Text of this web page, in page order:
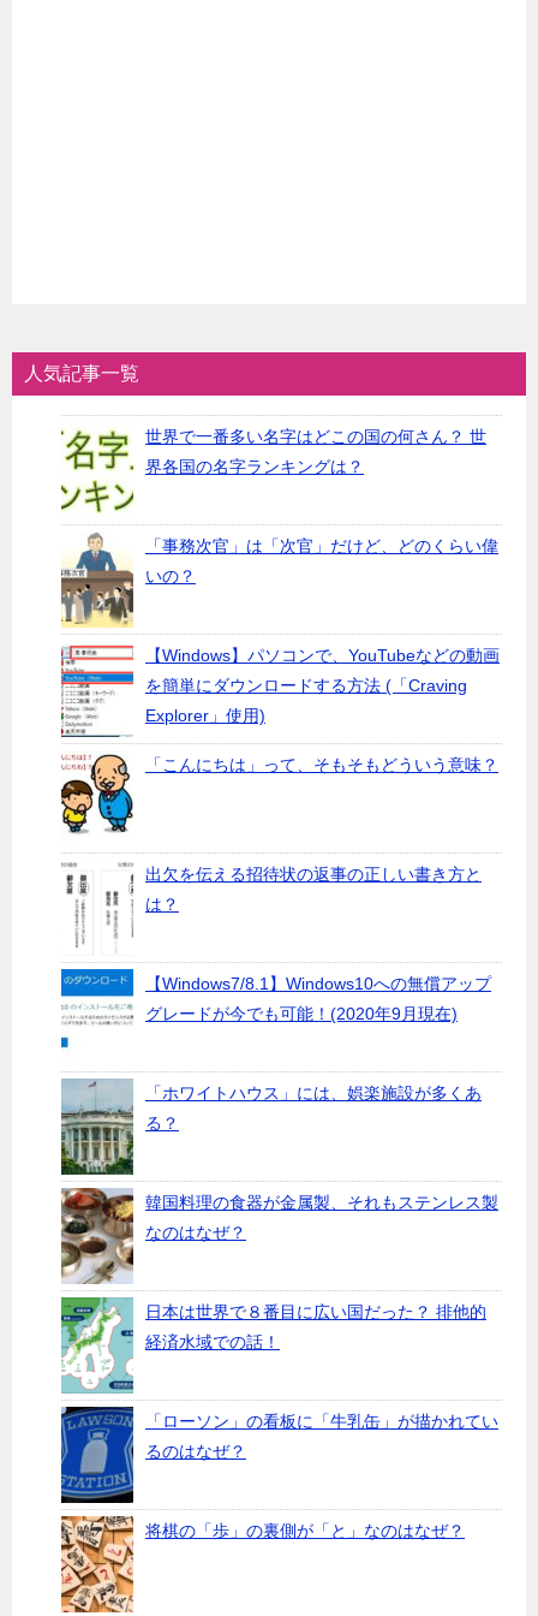
人気記事一覧
世界で一番多い名字はどこの国の何さん？ 世
界各国の名字ランキングは？
「事務次官」は「次官」だけど、どのくらい偉
いの？
【Windows】パソコンで、YouTubeなどの動画
を簡単にダウンロードする方法 (「Craving
Explorer」使用)
「こんにちは」って、そもそもどういう意味？
出欠を伝える招待状の返事の正しい書き方と
は？
【Windows7/8.1】Windows10への無償アップ
グレードが今でも可能！(2020年9月現在)
「ホワイトハウス」には、娯楽施設が多くあ
る？
韓国料理の食器が金属製、それもステンレス製
なのはなぜ？
日本は世界で８番目に広い国だった？ 排他的
経済水域での話！
「ローソン」の看板に「牛乳缶」が描かれてい
るのはなぜ？
将棋の「歩」の裏側が「と」なのはなぜ？